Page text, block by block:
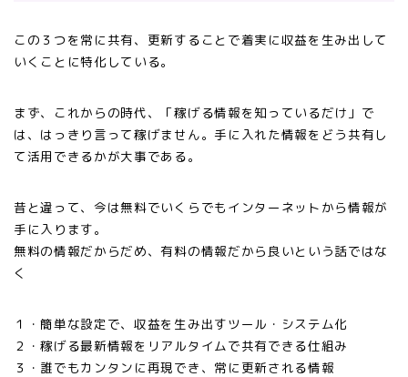
この３つを常に共有、更新することで着実に収益を生み出して
いくことに特化している。
まず、これからの時代、「稼げる情報を知っているだけ」で
は、はっきり言って稼げません。手に入れた情報をどう共有し
て活用できるかが大事である。
昔と違って、今は無料でいくらでもインターネットから情報が
手に入ります。
無料の情報だからだめ、有料の情報だから良いという話ではな
く
１・簡単な設定で、収益を生み出すツール・システム化
２・稼げる最新情報をリアルタイムで共有できる仕組み
３・誰でもカンタンに再現でき、常に更新される情報